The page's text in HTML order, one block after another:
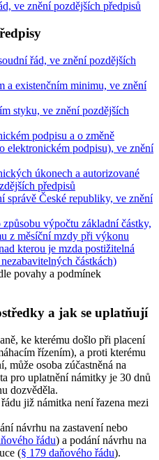
ve znění pozdějších předpisů
řád, ve znění pozdějších
a existenčním minimu, ve znění
styku, ve znění pozdějších
podpisu a o změně
elektronickém podpisu), ve znění
úkonech a autorizované
předpisů
správě České republiky, ve znění
výpočtu základní částky,
z měsíční mzdy při výkonu
kterou je mzda postižitelná
částkách)
povahy a podmínek
a jak se uplatňují
ke kterému došlo při placení
řízením), a proti kterému
může osoba zúčastněná na
pro uplatnění námitky je 30 dnů
dozvěděla.
již námitka není řazena mezi
návrhu na zastavení nebo
řádu) a podání návrhu na
(§ 179 daňového řádu).